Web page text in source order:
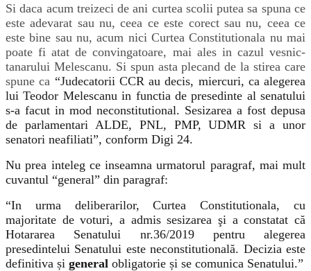
Si daca acum treizeci de ani curtea scolii putea sa spuna ce
este adevarat sau nu, ceea ce este corect sau nu, ceea ce
este bine sau nu, acum nici Curtea Constitutionala nu mai
poate fi atat de convingatoare, mai ales in cazul vesnic-
tanarului Melescanu. Si spun asta plecand de la stirea care
spune ca “Judecatorii CCR au decis, miercuri, ca alegerea
lui Teodor Melescanu in functia de presedinte al senatului
s-a facut in mod neconstitutional. Sesizarea a fost depusa
de parlamentari ALDE, PNL, PMP, UDMR si a unor
senatori neafiliati”, conform Digi 24.
Nu prea inteleg ce inseamna urmatorul paragraf, mai mult
cuvantul “general” din paragraf:
“In urma deliberarilor, Curtea Constitutionala, cu
majoritate de voturi, a admis sesizarea şi a constatat că
Hotararea Senatului nr.36/2019 pentru alegerea
presedintelui Senatului este neconstitutională. Decizia este
definitiva și general obligatorie și se comunica Senatului.”